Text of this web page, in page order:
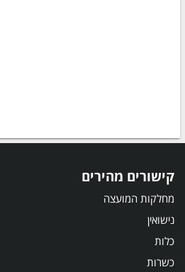
קישורים מהירים
מחלקות המועצה
נישואין
כלות
כשרות